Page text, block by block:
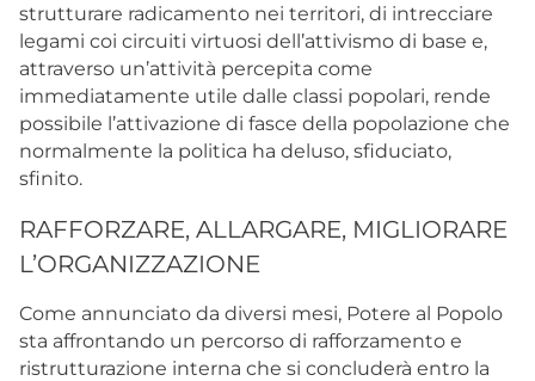
strutturare radicamento nei territori, di intrecciare
legami coi circuiti virtuosi dell’attivismo di base e,
attraverso un’attività percepita come
immediatamente utile dalle classi popolari, rende
possibile l’attivazione di fasce della popolazione che
normalmente la politica ha deluso, sfiduciato,
sfinito.
RAFFORZARE, ALLARGARE, MIGLIORARE
L’ORGANIZZAZIONE
Come annunciato da diversi mesi, Potere al Popolo
sta affrontando un percorso di rafforzamento e
ristrutturazione interna che si concluderà entro la